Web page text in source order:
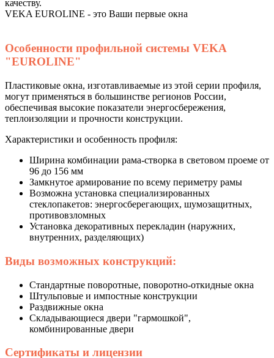
качеству.
VEKA EUROLINE - это Ваши первые окна
Особенности профильной системы VEKA
"EUROLINE"
Пластиковые окна, изготавливаемые из этой серии профиля,
могут применяться в большинстве регионов России,
обеспечивая высокие показатели энергосбережения,
теплоизоляции и прочности конструкции.
Характеристики и особенность профиля:
Ширина комбинации рама-створка в световом проеме от
96 до 156 мм
Замкнутое армирование по всему периметру рамы
Возможна установка специализированных
стеклопакетов: энергосберегающих, шумозащитных,
противовзломных
Установка декоративных перекладин (наружних,
внутренних, разделяющих)
Виды возможных конструкций:
Стандартные поворотные, поворотно-откидные окна
Штульповые и импостные конструкции
Раздвижные окна
Складывающиеся двери "гармошкой",
комбинированные двери
Сертификаты и лицензии